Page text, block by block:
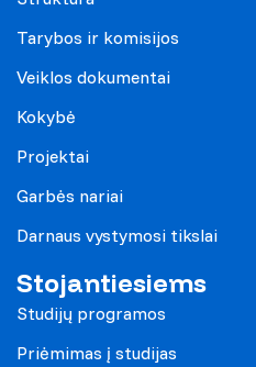
Tarybos ir komisijos
Veiklos dokumentai
Kokybė
Projektai
Garbės nariai
Darnaus vystymosi tikslai
Stojantiesiems
Studijų programos
Priėmimas į studijas